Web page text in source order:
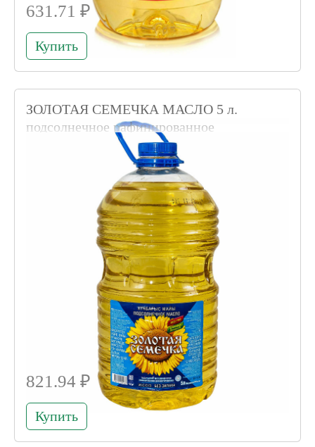
631.71 ₽
Купить
ЗОЛОТАЯ СЕМЕЧКА МАСЛО 5 л.
подсолнечное рафинированное
Код товара 003287
821.94 ₽
Купить